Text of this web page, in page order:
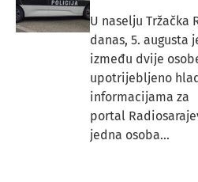
U naselju Tržačka
danas, 5. augusta
između dvije
upotrijebljeno
informacijama za
portal
jedna osoba...